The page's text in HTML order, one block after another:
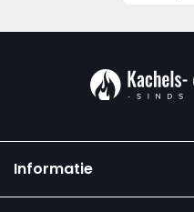
Informatie